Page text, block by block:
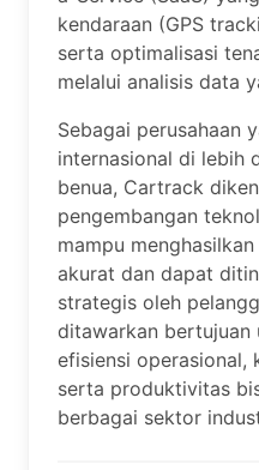
kendaraan (GPS
serta optimalisasi
melalui analisis data
Sebagai perusahaan
internasional di lebih
benua, Cartrack
pengembangan
mampu
akurat dan dapat
strategis oleh
ditawarkan bertujuan
efisiensi operasional,
serta produktivitas
berbagai sektor